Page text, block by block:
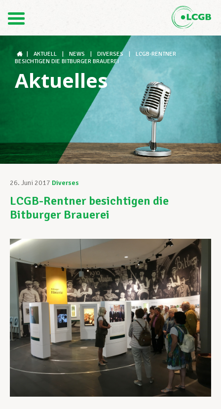
FR
Der LCGB
Gewerkschaftsstrukturen
Unterstützung im Arbeitsalltag
Ihre Rechte
Unterstützung im Privatleben
Berufliche Weiterentwicklung
Mitglied werden
Aktuell
AKTUELL NEWS DIVERSES
LCGB-RENTNER
BESICHTIGEN DIE BITBURGER BRAUEREI
Aktuelles
26. Juni 2017 Diverses
LCGB-Rentner besichtigen die
Bitburger Brauerei